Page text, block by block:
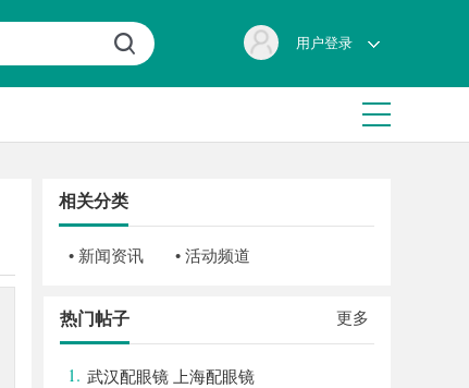
用户登录
相关分类
• 新闻资讯 • 活动频道
更多
热门帖子
1. 武汉配眼镜 上海配眼镜